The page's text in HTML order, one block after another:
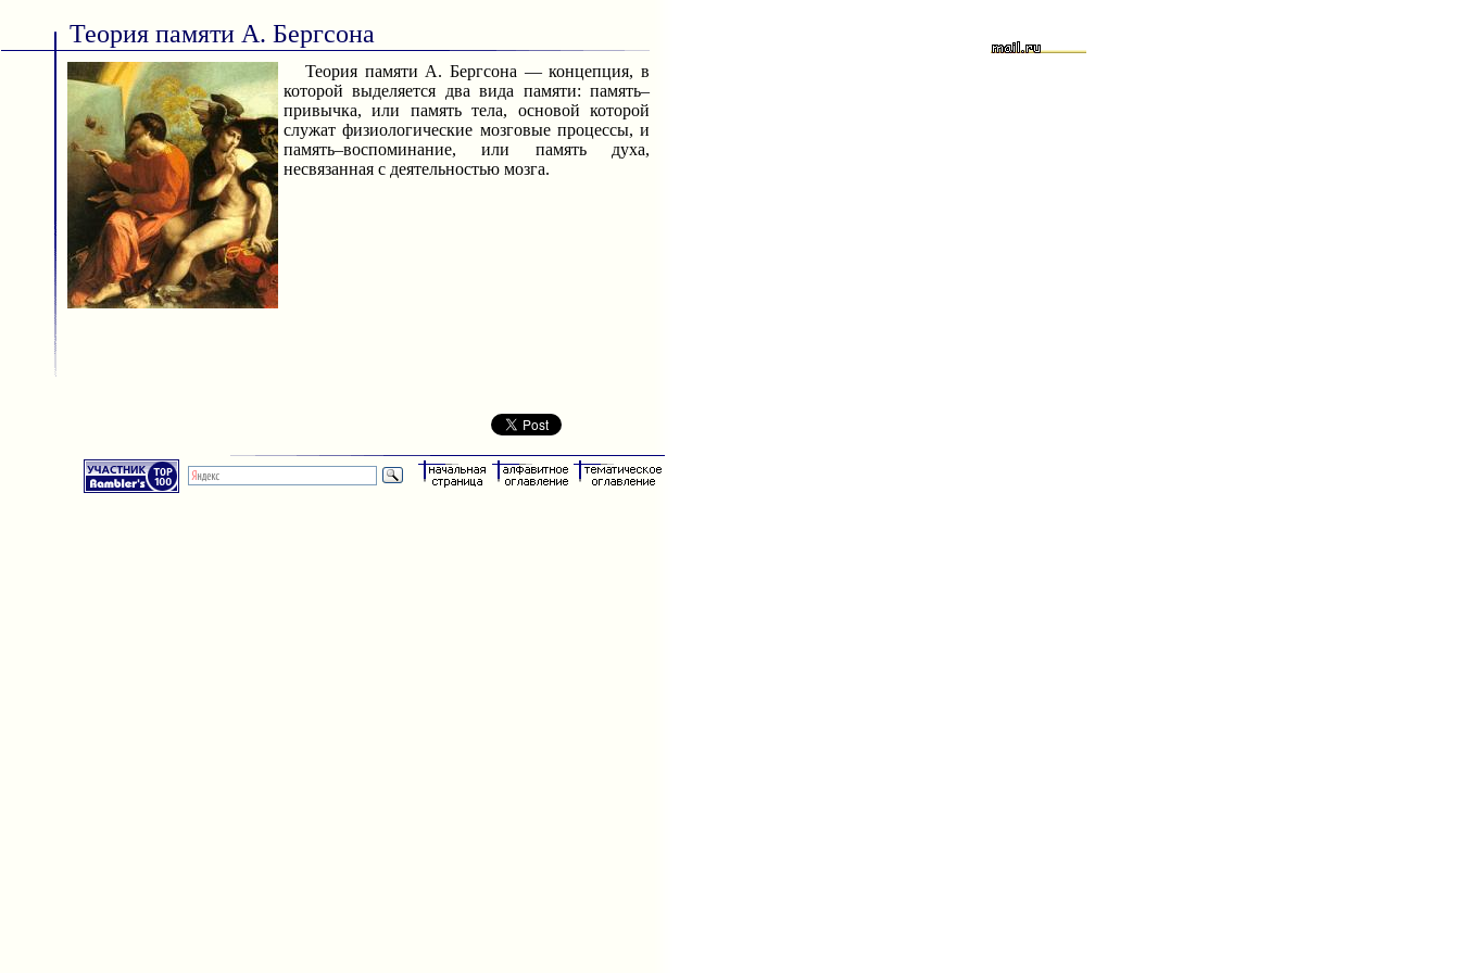
Теория памяти А. Бергсона
Теория памяти А. Бергсона — концепция, в
которой выделяется два вида памяти: память–
привычка, или память тела, основой которой
служат физиологические мозговые процессы, и
память–воспоминание, или память духа,
несвязанная с деятельностью мозга.